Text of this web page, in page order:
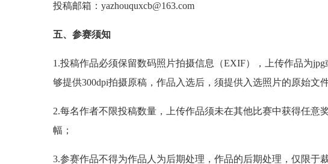
投稿邮箱：yazhouquxcb@163.com
五、参赛须知
1.投稿作品必须保留数码照片拍摄信息（EXIF），上传作品为
够提供300dpi拍摄原稿，作品入选后，须提供入选照片的原始文件
2.每名作者不限投稿数量，上传作品须未在其他比赛中获得任意
幅；
3.参赛作品不得为作品人为后期处理，作品的后期处理，仅限于